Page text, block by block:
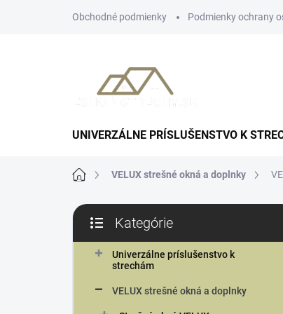
Obchodné podmienky Podmienky ochrany
UNIVERZÁLNE PRÍSLUŠENSTVO K
DomovVELUX strešné okná a doplnky
B
č
kategórie
Kategórie
Univerzálne príslušenstvo k
strechám
VELUX strešné okná a doplnky